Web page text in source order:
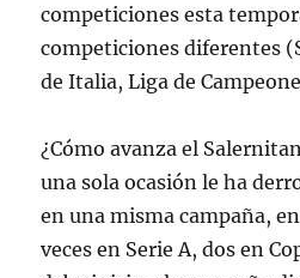
competiciones esta
competiciones diferentes
de Italia, Liga de
¿Cómo avanza el
una sola ocasión le ha
en una misma campaña,
veces en Serie A, dos en